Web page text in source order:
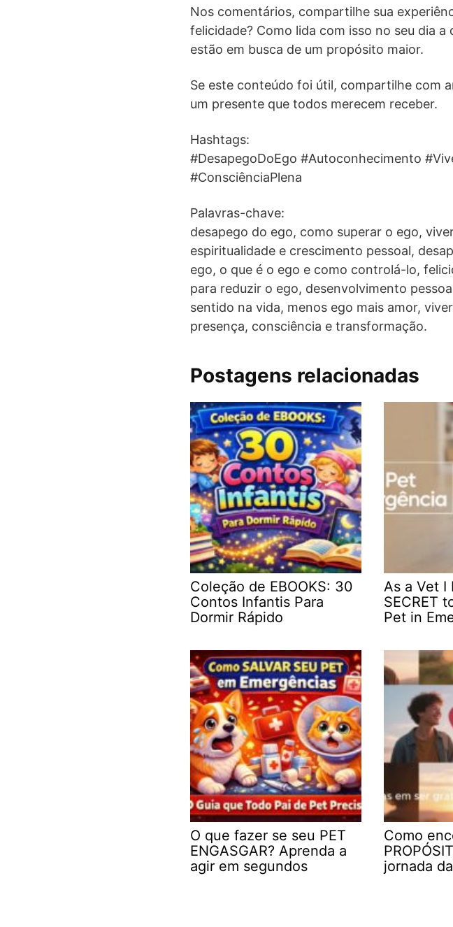
Nos comentários, compartilhe sua
felicidade? Como lida com isso no seu dia
estão em busca de um propósito maior.
Se este conteúdo foi útil, compartilhe com
um presente que todos merecem receber.
Hashtags:
#DesapegoDoEgo #Autoconhecimento
#ConsciênciaPlena
Palavras-chave:
desapego do ego, como superar o ego,
espiritualidade e crescimento pessoal,
ego, o que é o ego e como controlá-lo,
para reduzir o ego, desenvolvimento
sentido na vida, menos ego mais amor,
presença, consciência e transformação.
Postagens relacionadas
Coleção de EBOOKS: 30
Contos Infantis Para
Dormir Rápido
As a Vet I
SECRET
Pet in
O que fazer se seu PET
ENGASGAR? Aprenda a
agir em segundos
Como
jornada